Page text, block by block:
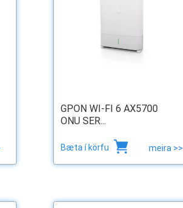
GPON WI-FI 6 AX5700
ONU SER...
Bæta í körfu meira >>